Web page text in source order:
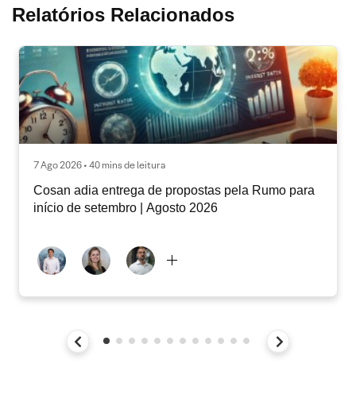
Relatórios Relacionados
7 Ago 2026 • 40 mins de leitura
Cosan adia entrega de propostas pela Rumo para
início de setembro | Agosto 2026